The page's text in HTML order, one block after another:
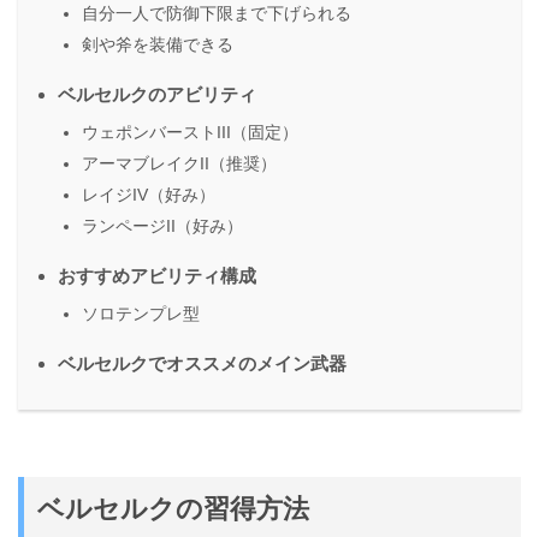
自分一人で防御下限まで下げられる
剣や斧を装備できる
ベルセルクのアビリティ
ウェポンバーストIII（固定）
アーマブレイクII（推奨）
レイジIV（好み）
ランページII（好み）
おすすめアビリティ構成
ソロテンプレ型
ベルセルクでオススメのメイン武器
ベルセルクの習得方法